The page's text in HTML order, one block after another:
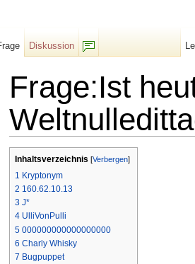
Frage:Ist
Inhaltsverzeichnis [Verbergen]
1 Kryptonym
2 160.62.10.13
3 J*
4 UlliVonPulli
5 000000000000000000
6 Charly Whisky
7 Bugpuppet
Diskussion